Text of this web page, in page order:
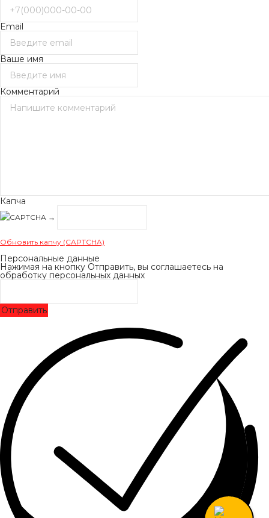
Email
Ваше имя
Комментарий
Капча
→
Обновить капчу (CAPTCHA)
Персональные данные
Нажимая на кнопку Отправить, вы соглашаетесь на
обработку персональных данных
Отправить